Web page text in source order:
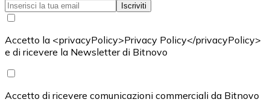
Iscriviti
Accetto la <privacyPolicy>Privacy Policy</privacyPolicy>
e di ricevere la Newsletter di Bitnovo
Accetto di ricevere comunicazioni commerciali da Bitnovo